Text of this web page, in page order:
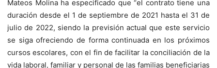
Mateos Molina ha especificado que “el contrato tiene una
duración desde el 1 de septiembre de 2021 hasta el 31 de
julio de 2022, siendo la previsión actual que este servicio
se siga ofreciendo de forma continuada en los próximos
cursos escolares, con el fin de facilitar la conciliación de la
vida laboral, familiar y personal de las familias beneficiarias